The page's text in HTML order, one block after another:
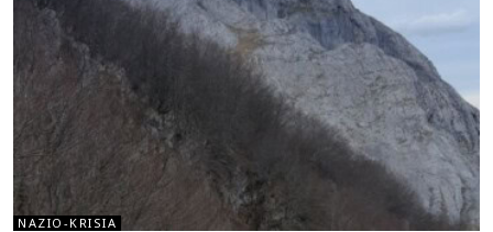
NAZIO-KRISIA